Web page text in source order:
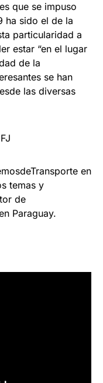
que se impuso
ha sido el de la
particularidad a
estar “en el lugar
de la
se han
las diversas
en
temas y
de
Paraguay.